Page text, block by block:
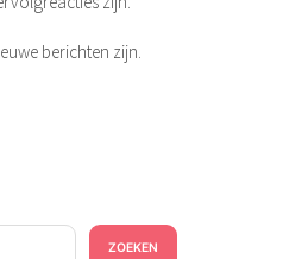
berichten zijn.
ZOEKEN